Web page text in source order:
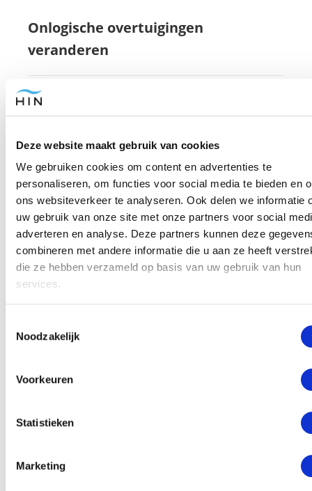
Deze website maakt gebruik van cookies
We gebruiken cookies om content en advertenties te
personaliseren, om functies voor social media te bieden en
ons websiteverkeer te analyseren. Ook delen we informatie
uw gebruik van onze site met onze partners voor social
adverteren en analyse. Deze partners kunnen deze
combineren met andere informatie die u aan ze heeft
die ze hebben verzameld op basis van uw gebruik van hun
services.
Noodzakelijk
Voorkeuren
Statistieken
Marketing
Onlogische overtuigingen
veranderen
De gedachte dat een vlammetje of vuur je aanvalt, is
eigenlijk onlogisch. Die overtuiging veranderen kan
Want waarom denk je dat vuur je aanvalt? Hoe is die
associatie ooit ontstaan?
Dat is iets wat dan achterhaald wordt met regressie. Je
gaat dan terug naar het eerste moment in je leven
waarop je het gevoel kreeg dat je aangevallen werd
door vuur. Wat gebeurde er toen? Zoals gezegd kan
angst al vroeg in het leven ontstaan en met de
regressietechniek kom je ook vaak uit in momenten uit
Misschien was er een jongetje met een fakkel aan het
“aanvalt”. Het kan van alles zijn geweest.
Soms kun je tijdens een regressie merken dat je als